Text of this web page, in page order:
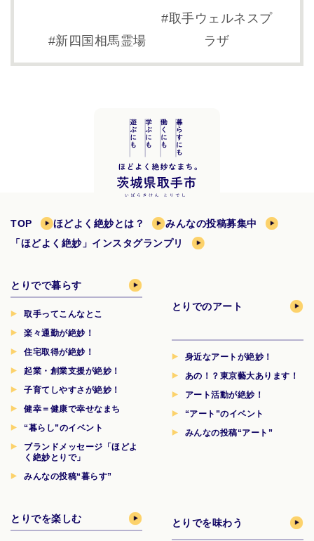
新四国相馬霊場
取手ウェルネスプ
ラザ
TOP ほどよく絶妙とは？
みんなの投稿募集中
「ほどよく絶妙」インスタグランプリ
とりでで暮らす
取手ってこんなとこ
楽々通勤が絶妙！
住宅取得が絶妙！
起業・創業支援が絶妙！
子育てしやすさが絶妙！
健幸＝健康で幸せなまち
“暮らし”のイベント
ブランドメッセージ「ほどよ
く絶妙とりで」
みんなの投稿“暮らす”
とりでのアート
身近なアートが絶妙！
あの！？東京藝大あります！
アート活動が絶妙！
“アート”のイベント
みんなの投稿“アート”
とりでを楽しむ とりでを味わう